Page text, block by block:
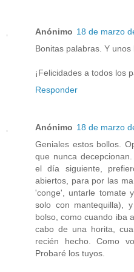
Anónimo 18 de marzo
Bonitas palabras. Y
¡Felicidades a todos los
Responder
Anónimo 18 de marzo
Geniales estos bollos.
que nunca
el día siguiente,
abiertos, para por las
'conge', untarle tomate
solo con mantequilla),
bolso, como cuando iba
cabo de una horita,
recién hecho. Como
Probaré los tuyos.